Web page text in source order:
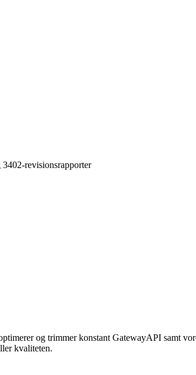
revisionsrapporter
og trimmer konstant GatewayAPI samt
kvaliteten.